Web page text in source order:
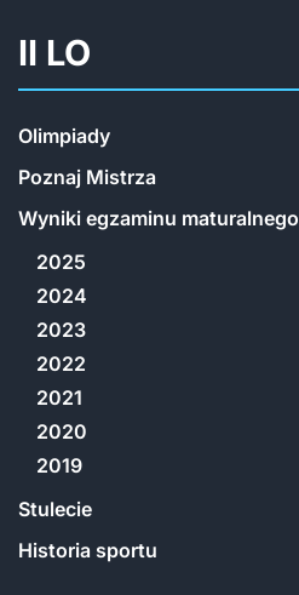
II LO
Olimpiady
Poznaj Mistrza
Wyniki egzaminu maturalnego
2025
2024
2023
2022
2021
2020
2019
Stulecie
Historia sportu